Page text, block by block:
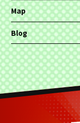
Map
Blog